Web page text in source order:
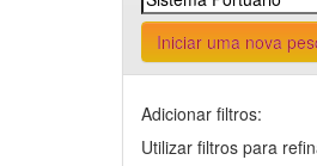
Iniciar uma nova
Adicionar filtros:
Utilizar filtros para